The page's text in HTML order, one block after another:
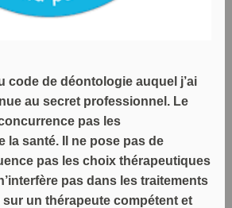
code de déontologie auquel j’ai
au secret professionnel. Le
pas les
la santé. Il ne pose pas de
pas les choix thérapeutiques
pas dans les traitements
un thérapeute compétent et